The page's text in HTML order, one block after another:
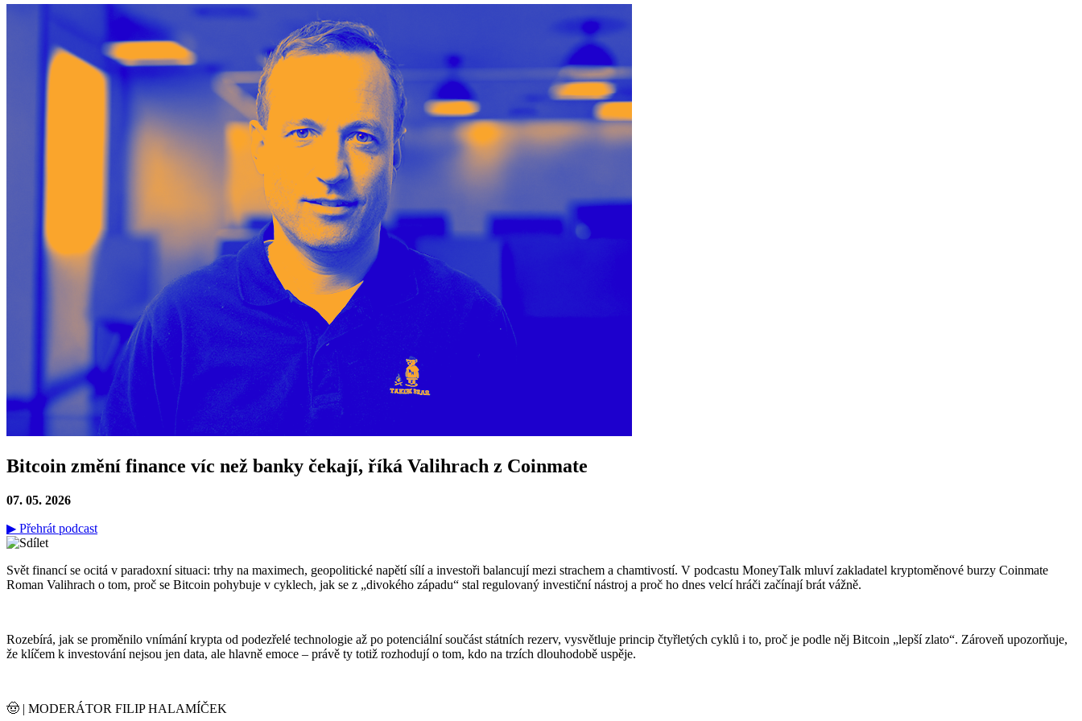
Bitcoin změní finance víc než banky čekají, říká Valihrach z Coinmate
07. 05. 2026
▶ Přehrát podcast
Svět financí se ocitá v paradoxní situaci: trhy na maximech, geopolitické napětí sílí a investoři balancují mezi strachem a chamtivostí. V podcastu MoneyTalk mluví zakladatel kryptoměnové burzy Coinmate
Roman Valihrach o tom, proč se Bitcoin pohybuje v cyklech, jak se z „divokého západu“ stal regulovaný investiční nástroj a proč ho dnes velcí hráči začínají brát vážně.
Rozebírá, jak se proměnilo vnímání krypta od podezřelé technologie až po potenciální součást státních rezerv, vysvětluje princip čtyřletých cyklů i to, proč je podle něj Bitcoin „lepší zlato“. Zároveň upozorňuje,
že klíčem k investování nejsou jen data, ale hlavně emoce – právě ty totiž rozhodují o tom, kdo na trzích dlouhodobě uspěje.
🤠 | MODERÁTOR FILIP HALAMÍČEK